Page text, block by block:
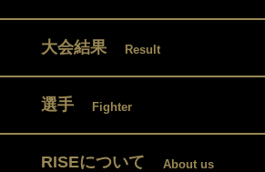
大会結果 Result
選手 Fighter
RISEについて About us